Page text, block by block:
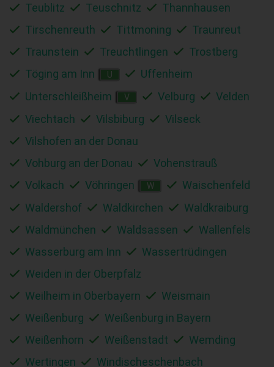
Teublitz
Teuschnitz
Thannhausen
Tirschenreuth
Tittmoning
Traunreut
Traunstein
Treuchtlingen
Trostberg
Töging am Inn
U
Uffenheim
Unterschleißheim
V Velburg
Velden
Viechtach
Vilsbiburg
Vilseck
Vilshofen an der Donau
Vohburg an der Donau
Vohenstrauß
Volkach
Vöhringen W
Waischenfeld
Waldershof
Waldkirchen
Waldkraiburg
Waldmünchen
Waldsassen
Wallenfels
Wasserburg am Inn
Wassertrüdingen
Weiden in der Oberpfalz
Weilheim in Oberbayern
Weismain
Weißenburg
Weißenburg in Bayern
Weißenhorn
Weißenstadt
Wemding
Wertingen
Windischeschenbach